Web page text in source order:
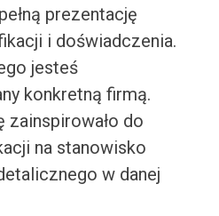
prezentację
i doświadczenia.
jesteś
konkretną firmą.
zainspirowało do
na stanowisko
w danej